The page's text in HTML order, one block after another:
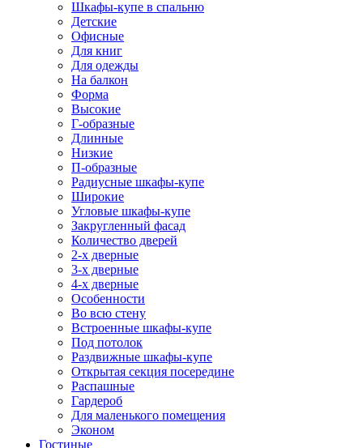
Шкафы-купе в спальню
Детские
Офисные
Для книг
Для одежды
На балкон
Форма
Высокие
Г-образные
Длинные
Низкие
П-образные
Радиусные шкафы-купе
Широкие
Угловые шкафы-купе
Закругленный фасад
Количество дверей
2-х дверные
3-х дверные
4-х дверные
Особенности
Во всю стену
Встроенные шкафы-купе
Под потолок
Раздвижные шкафы-купе
Открытая секция посередине
Распашные
Гардероб
Для маленького помещения
Эконом
Гостиные